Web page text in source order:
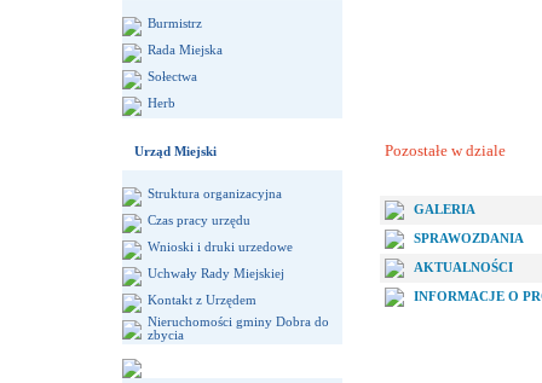
Burmistrz
Rada Miejska
Sołectwa
Herb
Urząd Miejski
Struktura organizacyjna
Czas pracy urzędu
Wnioski i druki urzedowe
Uchwały Rady Miejskiej
Kontakt z Urzędem
Nieruchomości gminy Dobra do
zbycia
Pozostałe w dziale
GALERIA
SPRAWOZDANIA
AKTUALNOŚCI
INFORMACJE O